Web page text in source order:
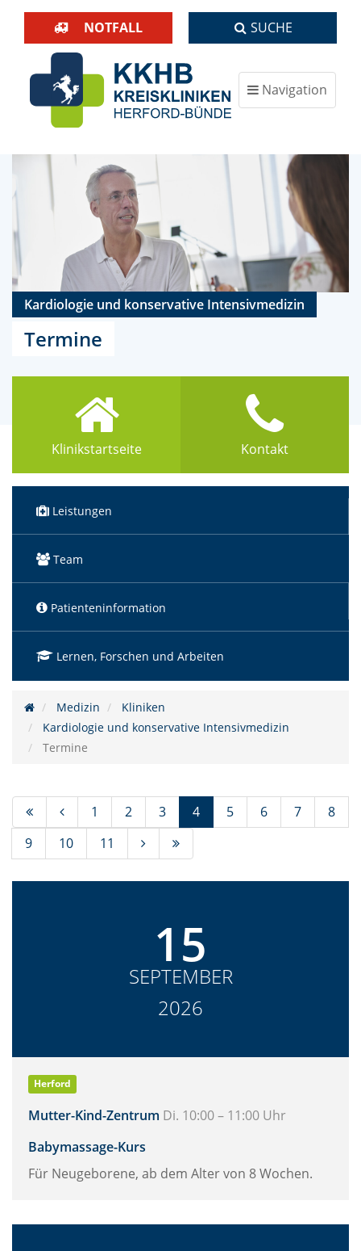
NOTFALL SUCHE
Navigation
ein-/ausblenden
Kardiologie und konservative Intensivmedizin
Termine
Klinikstartseite Kontakt
Leistungen
Team
Patienteninformation
Lernen, Forschen und Arbeiten
Medizin
Kliniken
Kardiologie und konservative Intensivmedizin
Termine
1 2 3 4(Standort)
5 6 7
8
9
10 11
15
SEPTEMBER
2026
Herford
Mutter-Kind-Zentrum Di. 10:00 – 11:00 Uhr
Babymassage-Kurs
Für Neugeborene, ab dem Alter von 8 Wochen.